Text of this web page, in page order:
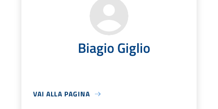
Biagio Giglio
VAI ALLA PAGINA